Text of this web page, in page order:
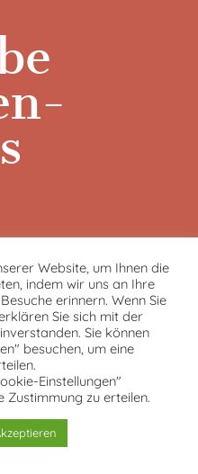
Kron
Website, um Ihnen die
indem wir uns an Ihre
erinnern. Wenn Sie
Sie sich mit der
Sie können
besuchen, um eine
Einstellungen"
Zustimmung zu erteilen.